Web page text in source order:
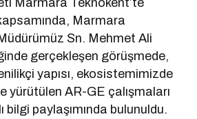
Marmara
Sn. Mehmet Ali
gerçekleşen görüşmede,
yapısı, ekosistemimizde
yürütülen AR-GE çalışmaları
bilgi paylaşımında bulunuldu.